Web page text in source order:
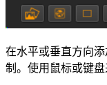
在水平或垂直方向
制。使用鼠标或键盘